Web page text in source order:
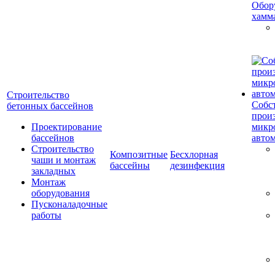
Строительство
бетонных бассейнов
Проектирование
бассейнов
Строительство
чаши и монтаж
закладных
Монтаж
оборудования
Пусконаладочные
работы
Композитные
бассейны
Бесхлорная
дезинфекция